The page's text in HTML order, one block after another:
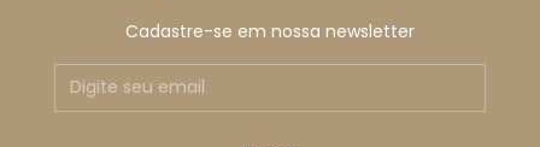
Cadastre-se em nossa newsletter